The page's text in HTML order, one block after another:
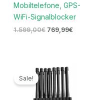
Mobiltelefone, GPS-
WiFi-Signalblocker
1.599,00€ 769,99€
Sale!
Ursprünglicher
Preis
war:
1.699,00€